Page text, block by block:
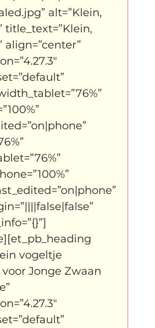
alt=”Klein,
title_text=”Klein,
vogeltje
Jonge Zwaan